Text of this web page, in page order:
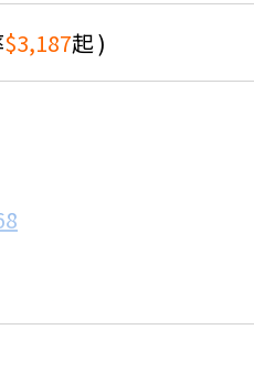
$3,187起 )
為主
合銀行/業者
家銀行/業者